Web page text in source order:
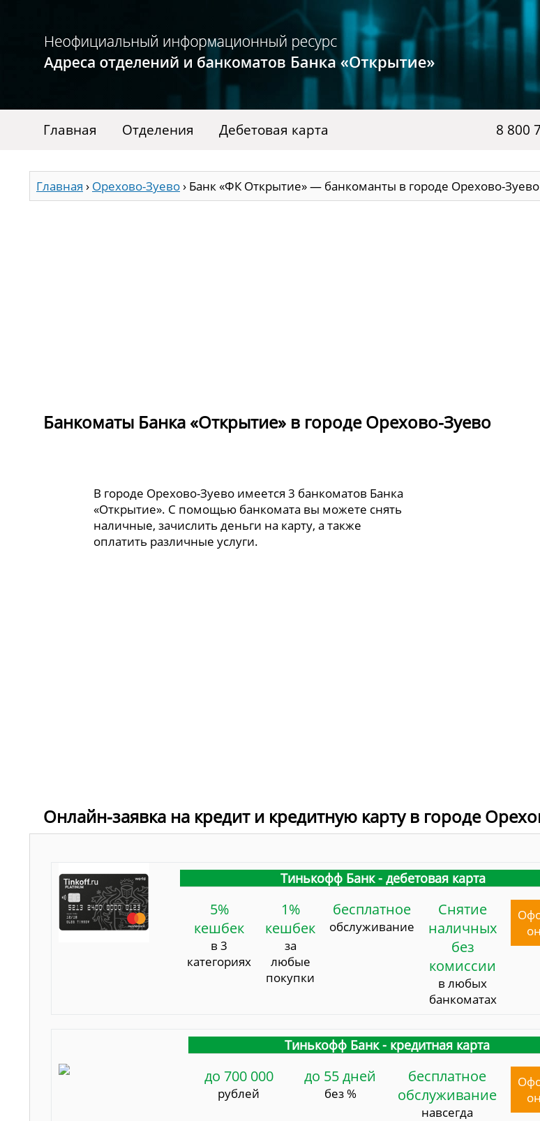
Главная Отделения Дебетовая карта 8 800
Главная › Орехово-Зуево› Банк «ФК Открытие» — банкоманты в городе Орехово-Зуево
Банкоматы Банка «Открытие» в городе Орехово-Зуево
В городе Орехово-Зуево имеется 3 банкоматов Банка
«Открытие». С помощью банкомата вы можете снять
наличные, зачислить деньги на карту, а также
оплатить различные услуги.
Онлайн-заявка на кредит и кредитную карту в городе
Тинькофф Банк - дебетовая карта
5%
кешбек
в 3
категориях
1%
кешбек
за
любые
покупки
бесплатное
обслуживание
Снятие
наличных
без
комиссии
в любых
банкоматах
Тинькофф Банк - кредитная карта
до 700 000
рублей
до 55 дней
без %
бесплатное
обслуживание
навсегда